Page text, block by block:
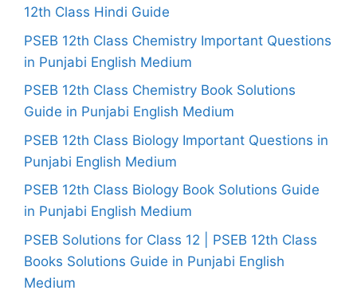
12th Class Hindi Guide
PSEB 12th Class Chemistry Important Questions
in Punjabi English Medium
PSEB 12th Class Chemistry Book Solutions
Guide in Punjabi English Medium
PSEB 12th Class Biology Important Questions in
Punjabi English Medium
PSEB 12th Class Biology Book Solutions Guide
in Punjabi English Medium
PSEB Solutions for Class 12 | PSEB 12th Class
Books Solutions Guide in Punjabi English
Medium